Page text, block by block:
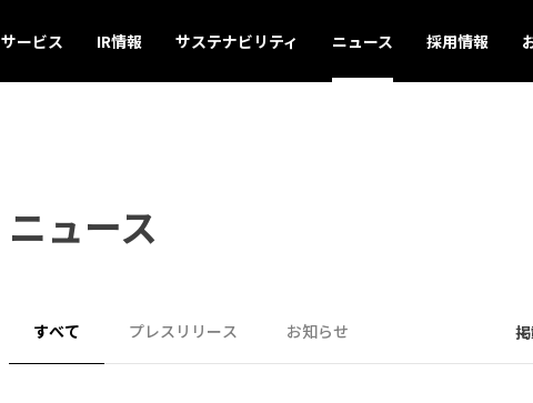
サービス IR情報 サステナビリティ ニュース 採用情報
ニュース
掲
すべて プレスリリース お知らせ